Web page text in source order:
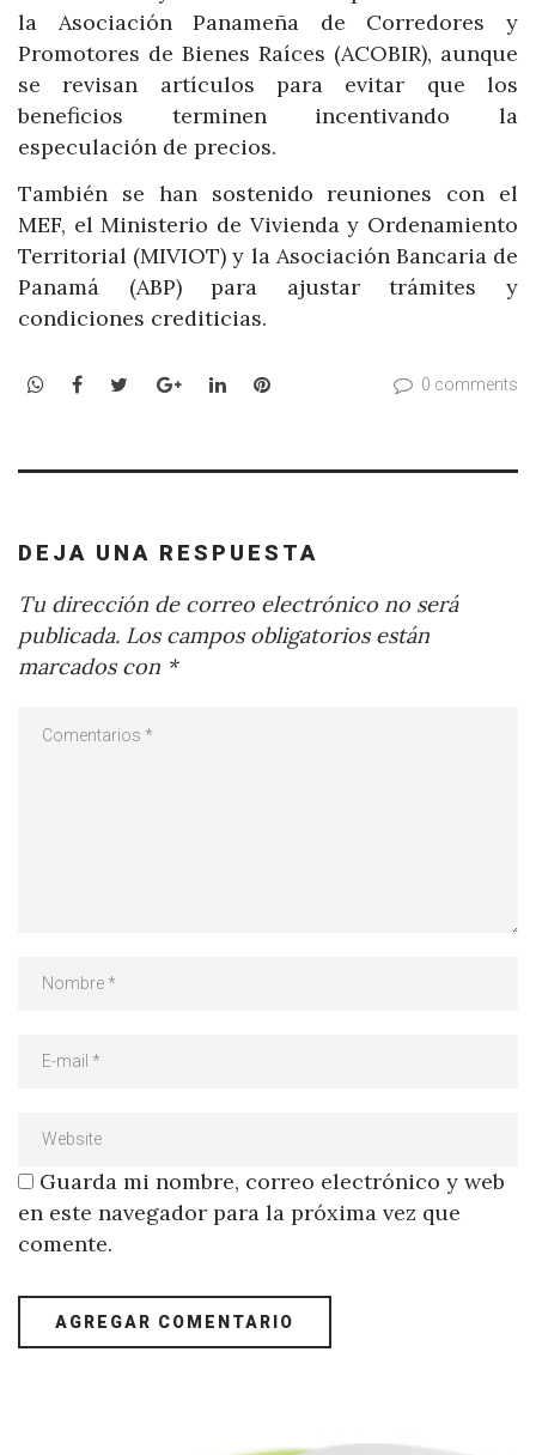
la Asociación Panameña de Corredores y
Promotores de Bienes Raíces (ACOBIR), aunque
se revisan artículos para evitar que los
beneficios terminen incentivando la
especulación de precios.
También se han sostenido reuniones con el
MEF, el Ministerio de Vivienda y Ordenamiento
Territorial (MIVIOT) y la Asociación Bancaria de
Panamá (ABP) para ajustar trámites y
condiciones crediticias.
WhatsApp
Facebook
TwitterGoogle+LinkedInPinterest 0 comments
DEJA UNA RESPUESTA
Tu dirección de correo electrónico no será
publicada. Los campos obligatorios están
marcados con *
Guarda mi nombre, correo electrónico y web
en este navegador para la próxima vez que
comente.